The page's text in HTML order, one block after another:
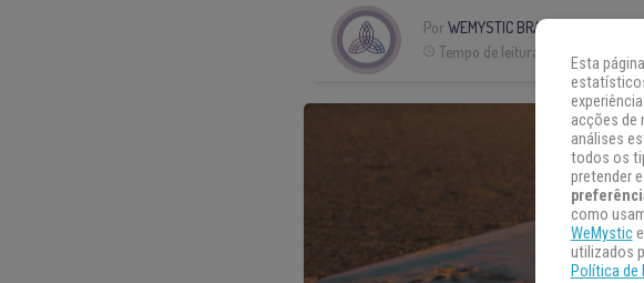
Por WEMYSTIC BRASIL
Tempo de leitura:
Esta
acções de
análises
todos os
pretender
como
WeMystice
utilizados
Política de